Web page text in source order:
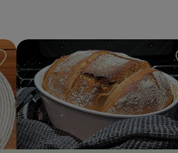
Rezept zu Favouriten hinzufügen